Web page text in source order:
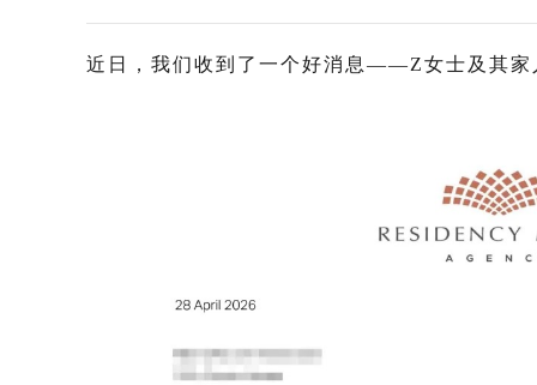
近日，我们收到了一个好消息——Z女士及其家